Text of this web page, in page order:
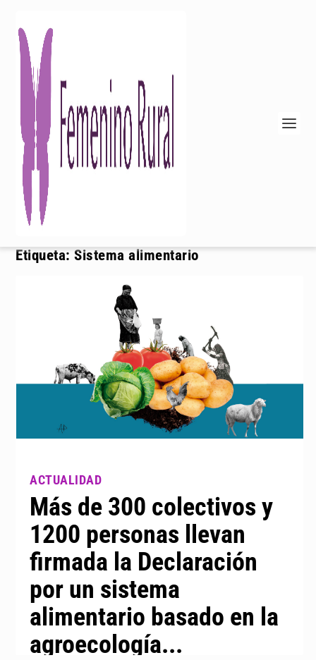
Etiqueta:Sistema alimentario
Más de 300 colectivos y
1200 personas llevan
firmada la Declaración
por un sistema
alimentario basado en la
agroecología...